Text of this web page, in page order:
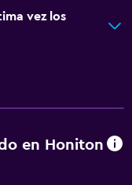
vez los
en Honiton